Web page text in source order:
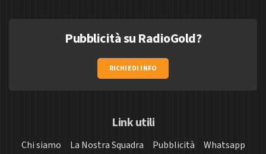
Pubblicità su RadioGold?
RICHIEDI INFO
Link utili
Chi siamo La Nostra Squadra Pubblicità
Whatsapp